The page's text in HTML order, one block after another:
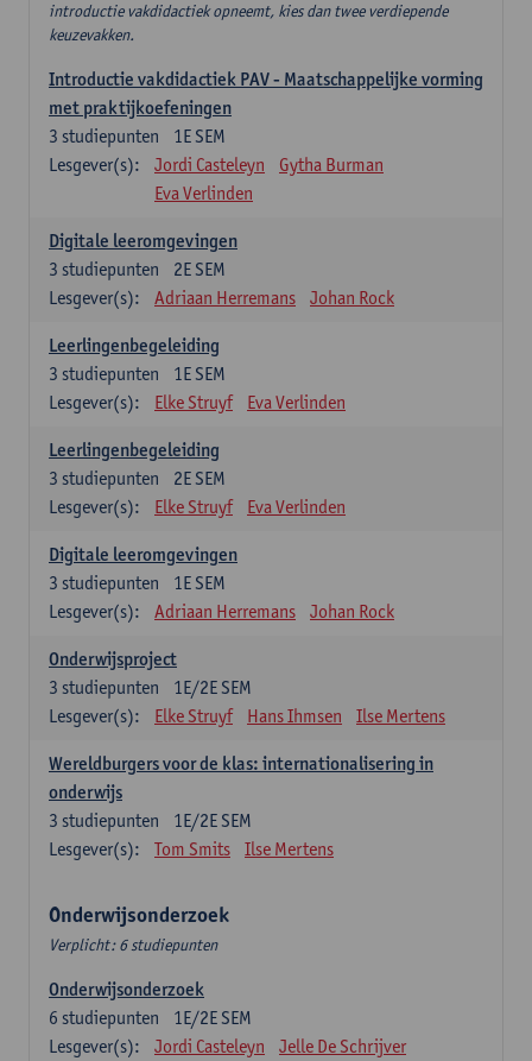
introductie vakdidactiek opneemt, kies dan twee verdiepende
keuzevakken.
Introductie vakdidactiek PAV - Maatschappelijke vorming
met praktijkoefeningen
1E SEM
3 studiepunten
Lesgever(s):
Jordi Casteleyn
Gytha Burman
Eva Verlinden
Digitale leeromgevingen
2E SEM
3 studiepunten
Lesgever(s):
Adriaan Herremans Johan Rock
Leerlingenbegeleiding
1E SEM
3 studiepunten
Lesgever(s):
Elke Struyf Eva Verlinden
Leerlingenbegeleiding
2E SEM
3 studiepunten
Lesgever(s):
Elke Struyf Eva Verlinden
Digitale leeromgevingen
1E SEM
3 studiepunten
Lesgever(s):
Adriaan Herremans Johan Rock
Onderwijsproject
1E/2E SEM
3 studiepunten
Lesgever(s):
Elke Struyf Hans Ihmsen Ilse Mertens
Wereldburgers voor de klas: internationalisering in
onderwijs
1E/2E SEM
3 studiepunten
Lesgever(s):
Tom Smits Ilse Mertens
Onderwijsonderzoek
Verplicht: 6 studiepunten
Onderwijsonderzoek
1E/2E SEM
6 studiepunten
Lesgever(s):
Jordi Casteleyn Jelle De Schrijver